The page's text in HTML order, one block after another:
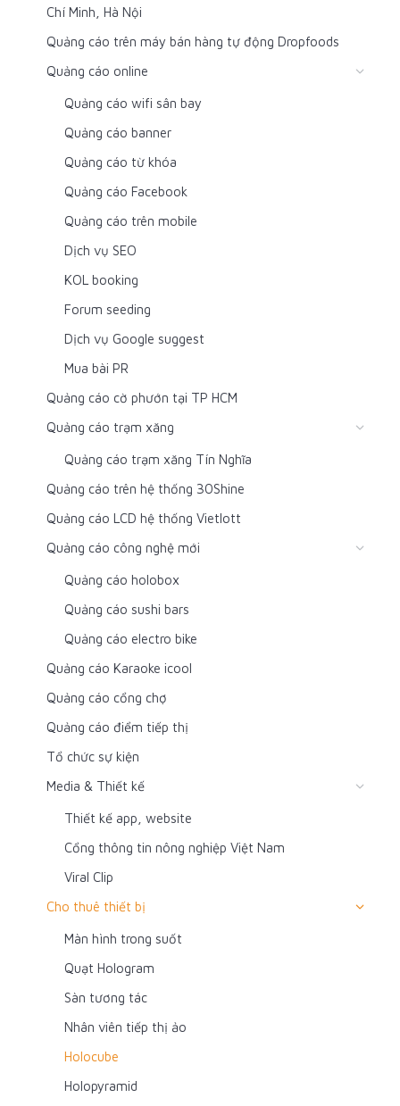
Chí Minh, Hà Nội
Quảng cáo trên máy bán hàng tự động Dropfoods
Quảng cáo online
Quảng cáo wifi sân bay
Quảng cáo banner
Quảng cáo từ khóa
Quảng cáo Facebook
Quảng cáo trên mobile
Dịch vụ SEO
KOL booking
Forum seeding
Dịch vụ Google suggest
Mua bài PR
Quảng cáo cờ phướn tại TP HCM
Quảng cáo trạm xăng
Quảng cáo trạm xăng Tín Nghĩa
Quảng cáo trên hệ thống 30Shine
Quảng cáo LCD hệ thống Vietlott
Quảng cáo công nghệ mới
Quảng cáo holobox
Quảng cáo sushi bars
Quảng cáo electro bike
Quảng cáo Karaoke icool
Quảng cáo cổng chợ
Quảng cáo điểm tiếp thị
Tổ chức sự kiện
Media & Thiết kế
Thiết kế app, website
Cổng thông tin nông nghiệp Việt Nam
Viral Clip
Cho thuê thiết bị
Màn hình trong suốt
Quạt Hologram
Sàn tương tác
Nhân viên tiếp thị ảo
Holocube
Holopyramid